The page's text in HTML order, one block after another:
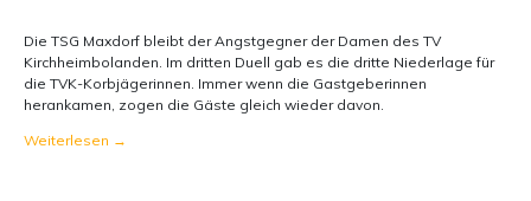
Die TSG Maxdorf bleibt der Angstgegner der Damen des TV
Kirchheimbolanden. Im dritten Duell gab es die dritte Niederlage für
die TVK-Korbjägerinnen. Immer wenn die Gastgeberinnen
herankamen, zogen die Gäste gleich wieder davon.
Weiterlesen →